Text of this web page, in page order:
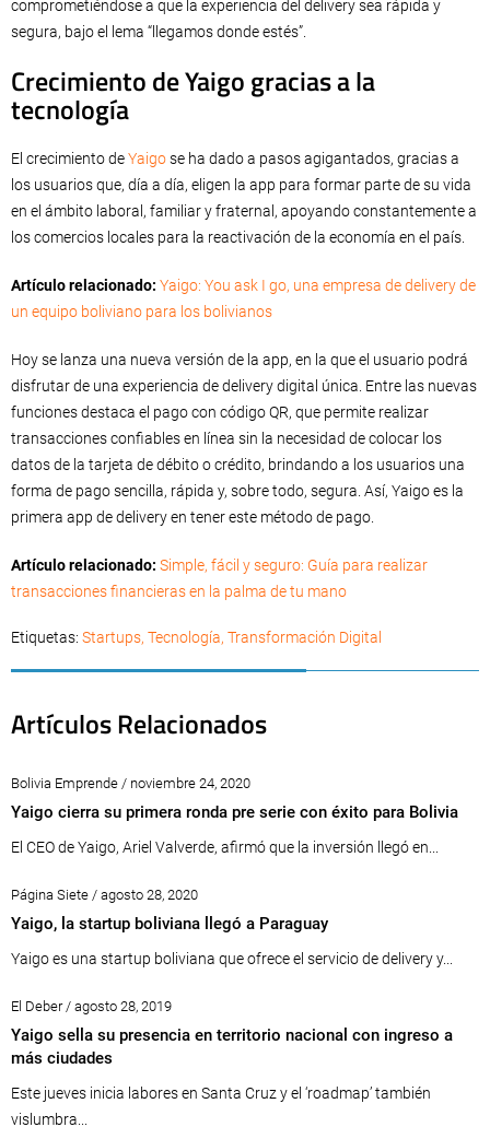
comprometiéndose a que la experiencia del delivery sea rápida y
segura, bajo el lema “llegamos donde estés”.
Crecimiento de Yaigo gracias a la
tecnología
El crecimiento deYaigose ha dado a pasos agigantados, gracias a
los usuarios que, día a día, eligen la app para formar parte de su vida
en el ámbito laboral, familiar y fraternal, apoyando constantemente a
los comercios locales para la reactivación de la economía en el país.
Artículo relacionado: Yaigo: You ask I go, una empresa de delivery de
un equipo boliviano para los bolivianos
Hoy se lanza una nueva versión de la app, en la que el usuario podrá
disfrutar de una experiencia de delivery digital única. Entre las nuevas
funciones destaca el pago con código QR, que permite realizar
transacciones confiables en línea sin la necesidad de colocar los
datos de la tarjeta de débito o crédito, brindando a los usuarios una
forma de pago sencilla, rápida y, sobre todo, segura. Así, Yaigo es la
primera app de delivery en tener este método de pago.
Artículo relacionado: Simple, fácil y seguro: Guía para realizar
transacciones financieras en la palma de tu mano
Etiquetas: Startups, Tecnología, Transformación Digital
Artículos Relacionados
Bolivia Emprende / noviembre 24, 2020
Yaigo cierra su primera ronda pre serie con éxito para Bolivia
El CEO de Yaigo, Ariel Valverde, afirmó que la inversión llegó en...
Página Siete / agosto 28, 2020
Yaigo, la startup boliviana llegó a Paraguay
Yaigo es una startup boliviana que ofrece el servicio de delivery y...
El Deber / agosto 28, 2019
Yaigo sella su presencia en territorio nacional con ingreso a
más ciudades
Este jueves inicia labores en Santa Cruz y el ‘roadmap’ también
vislumbra...